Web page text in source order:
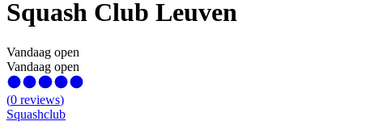
Squash Club Leuven
Vandaag open
Vandaag open
(0 reviews)
Squashclub